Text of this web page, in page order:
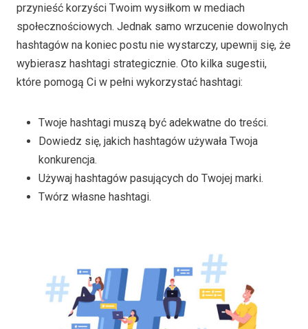
przynieść korzyści Twoim wysiłkom w mediach
społecznościowych. Jednak samo wrzucenie dowolnych
hashtagów na koniec postu nie wystarczy, upewnij się, że
wybierasz hashtagi strategicznie. Oto kilka sugestii,
które pomogą Ci w pełni wykorzystać hashtagi:
Twoje hashtagi muszą być adekwatne do treści.
Dowiedz się, jakich hashtagów używała Twoja
konkurencja.
Używaj hashtagów pasujących do Twojej marki.
Twórz własne hashtagi.